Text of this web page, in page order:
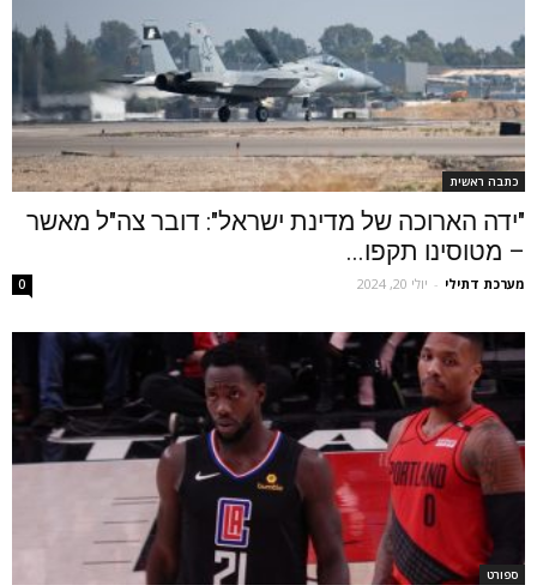
כתבה ראשית
"ידה הארוכה של מדינת ישראל": דובר צה"ל מאשר
– מטוסינו תקפו...
מערכת דתילי - יולי 20, 2024 0
ספורט